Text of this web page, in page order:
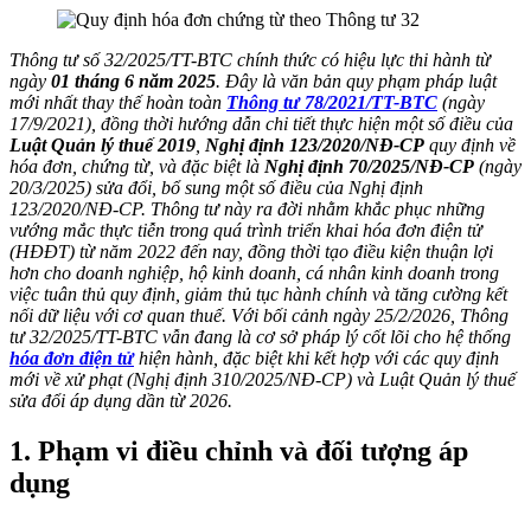
Thông tư số 32/2025/TT-BTC chính thức có hiệu lực thi hành từ
ngày 01 tháng 6 năm 2025. Đây là văn bản quy phạm pháp luật
mới nhất thay thế hoàn toàn Thông tư 78/2021/TT-BTC (ngày
17/9/2021), đồng thời hướng dẫn chi tiết thực hiện một số điều của
Luật Quản lý thuế 2019 Nghị định 123/2020/NĐ-CP quy định về
hóa đơn, chứng từ, và đặc biệt là Nghị định 70/2025/NĐ-CP (ngày
20/3/2025) sửa đổi, bổ sung một số điều của Nghị định
123/2020/NĐ-CP. Thông tư này ra đời nhằm khắc phục những
vướng mắc thực tiễn trong quá trình triển khai hóa đơn điện tử
(HĐĐT) từ năm 2022 đến nay, đồng thời tạo điều kiện thuận lợi
hơn cho doanh nghiệp, hộ kinh doanh, cá nhân kinh doanh trong
việc tuân thủ quy định, giảm thủ tục hành chính và tăng cường kết
nối dữ liệu với cơ quan thuế. Với bối cảnh ngày 25/2/2026, Thông
tư 32/2025/TT-BTC vẫn đang là cơ sở pháp lý cốt lõi cho hệ thống
hóa đơn điện tửhiện hành, đặc biệt khi kết hợp với các quy định
mới về xử phạt (Nghị định 310/2025/NĐ-CP) và Luật Quản lý thuế
sửa đổi áp dụng dần từ 2026.
1. Phạm vi điều chỉnh và đối tượng áp
dụng